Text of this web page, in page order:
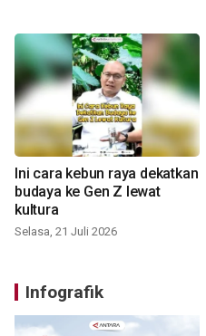
Ini cara kebun raya dekatkan
budaya ke Gen Z lewat
kultura
Selasa, 21 Juli 2026
Infografik